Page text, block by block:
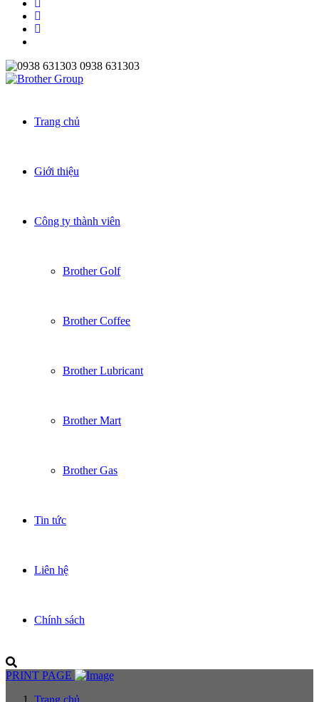
0938 631303
Trang chủ
Giới thiệu
Công ty thành viên
Brother Golf
Brother Coffee
Brother Lubricant
Brother Mart
Brother Gas
Tin tức
Liên hệ
Chính sách
PRINT PAGE
Trang chủ